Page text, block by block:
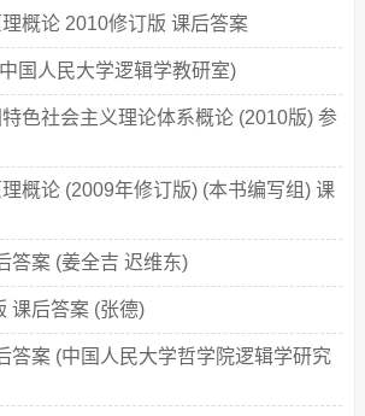
概论 2010修订版 课后答案
国人民大学逻辑学教研室)
色社会主义理论体系概论 (2010版) 参
概论 (2009年修订版) (本书编写组) 课
答案 (姜全吉 迟维东)
课后答案 (张德)
答案 (中国人民大学哲学院逻辑学研究